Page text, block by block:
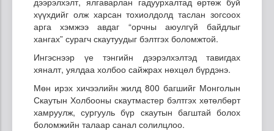
хүүхдийг олж харсан тохиолдолд таслан зогсоох
арга хэмжээ авдаг “орчны аюулгүй байдлыг
хангах” сурагч скаутуудыг бэлтгэх боломжтой.
Ингэснээр үе тэнгийн дээрэлхэлтэд тавигдах
хяналт, уялдаа холбоо сайжрах нөхцөл бүрдэнэ.
Мөн ирэх хичээлийн жилд 800 багшийг Монголын
Скаутын Холбооны скаутмастер бэлтгэх хөтөлбөрт
хамруулж, сургууль бүр скаутын багштай болох
боломжийн талаар санал солилцлоо.